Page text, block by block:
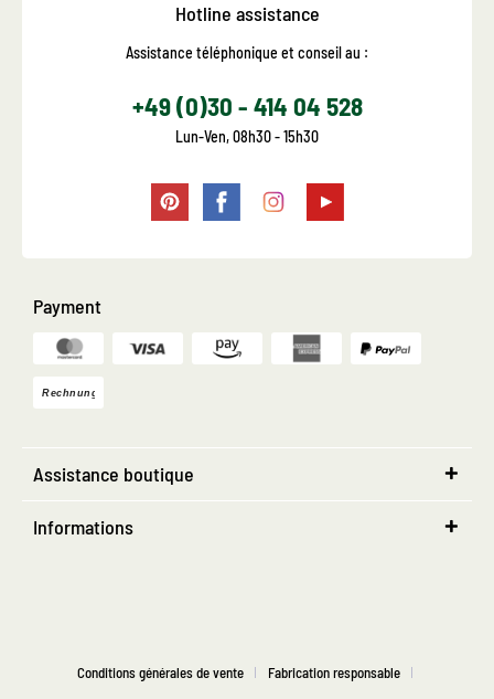
Hotline assistance
Assistance téléphonique et conseil au :
+49 (0)30 - 414 04 528
Lun-Ven, 08h30 - 15h30
Payment
Assistance boutique
Informations
Conditions générales de vente
Fabrication responsable